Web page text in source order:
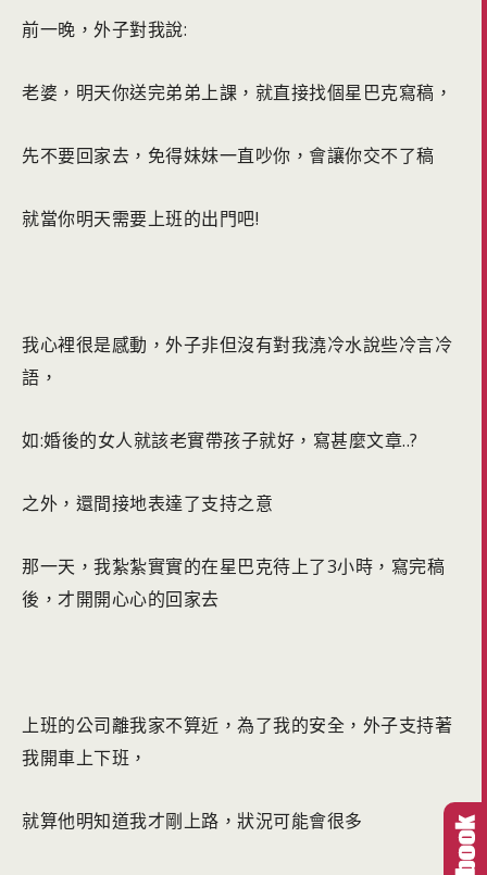
前一晚，外子對我說:
老婆，明天你送完弟弟上課，就直接找個星巴克寫稿，
先不要回家去，免得妹妹一直吵你，會讓你交不了稿
就當你明天需要上班的出門吧!
我心裡很是感動，外子非但沒有對我澆冷水說些冷言冷
語，
如:婚後的女人就該老實帶孩子就好，寫甚麼文章..?
之外，還間接地表達了支持之意
那一天，我紮紮實實的在星巴克待上了3小時，寫完稿
後，才開開心心的回家去
上班的公司離我家不算近，為了我的安全，外子支持著
我開車上下班，
就算他明知道我才剛上路，狀況可能會很多